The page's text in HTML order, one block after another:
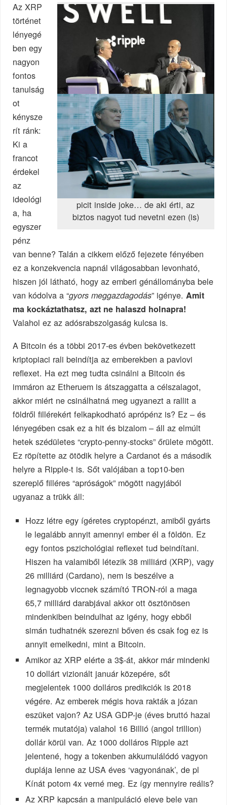
picit inside joke… de aki érti, az
biztos nagyot tud nevetni ezen (is)
Az XRP
történet
lényegé
ben egy
nagyon
fontos
tanulság
ot
kénysze
rít ránk:
Ki a
francot
érdekel
az
ideológi
a, ha
egyszer
pénz
van benne? Talán a cikkem előző fejezete fényében
ez a konzekvencia napnál világosabban levonható,
hiszen jól látható, hogy az emberi génállományba bele
van kódolva a “gyors meggazdagodás” igénye.Amit
ma kockáztathatsz, azt ne halaszd holnapra!
Valahol ez az adósrabszolgaság kulcsa is.
A Bitcoin és a többi 2017-es évben bekövetkezett
kriptopiaci rali beindítja az emberekben a pavlovi
reflexet. Ha ezt meg tudta csinálni a Bitcoin és
immáron az Etheruem is átszaggatta a célszalagot,
akkor miért ne csinálhatná meg ugyanezt a rallit a
földről fillérekért felkapkodható aprópénz is? Ez – és
lényegében csak ez a hit és bizalom – áll az elmúlt
hetek szédületes “crypto-penny-stocks” őrülete mögött.
Ez röpítette az ötödik helyre a Cardanot és a második
helyre a Ripple-t is. Sőt valójában a top10-ben
szereplő filléres “apróságok” mögött nagyjából
ugyanaz a trükk áll:
Hozz létre egy ígéretes cryptopénzt, amiből gyárts
le legalább annyit amennyi ember él a földön. Ez
egy fontos pszichológiai reflexet tud beindítani.
Hiszen ha valamiből létezik 38 milliárd (XRP), vagy
26 milliárd (Cardano), nem is beszélve a
legnagyobb viccnek számító TRON-ról a maga
65,7 milliárd darabjával akkor ott ösztönösen
mindenkiben beindulhat az igény, hogy ebből
simán tudhatnék szerezni bőven és csak fog ez is
annyit emelkedni, mint a Bitcoin.
Amikor az XRP elérte a 3$-át, akkor már mindenki
10 dollárt vizionált január közepére, sőt
megjelentek 1000 dolláros predikciók is 2018
végére. Az emberek mégis hova rakták a józan
eszüket vajon? Az USA GDP-je (éves bruttó hazai
termék mutatója) valahol 16 Billió (angol trillion)
dollár körül van. Az 1000 dolláros Ripple azt
jelentené, hogy a tokenben akkumulálódó vagyon
duplája lenne az USA éves ‘vagyonának’, de pl
Kínát potom 4x verné meg. Ez így mennyire reális?
Az XRP kapcsán a manipuláció eleve bele van